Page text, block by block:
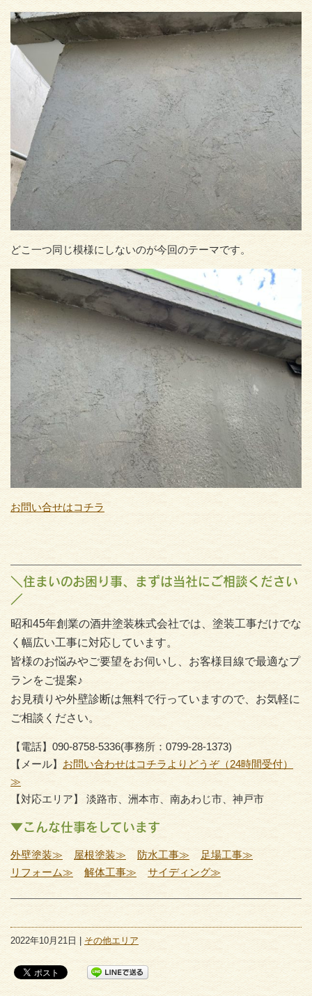
どこ一つ同じ模様にしないのが今回のテーマです。
お問い合せはコチラ
＼住まいのお困り事、まずは当社にご相談ください
／
昭和45年創業の酒井塗装株式会社では、塗装工事だけでな
く幅広い工事に対応しています。
皆様のお悩みやご要望をお伺いし、お客様目線で最適なプ
ランをご提案♪
お見積りや外壁診断は無料で行っていますので、お気軽に
ご相談ください。
【電話】090-8758-5336(事務所：0799-28-1373)
【メール】 お問い合わせはコチラよりどうぞ（24時間受付）
≫
【対応エリア】 淡路市、洲本市、南あわじ市、神戸市
▼こんな仕事をしています
外壁塗装≫ 屋根塗装≫ 防水工事≫
足場工事≫
リフォーム≫
解体工事≫ サイディング≫
2022年10月21日 | その他エリア